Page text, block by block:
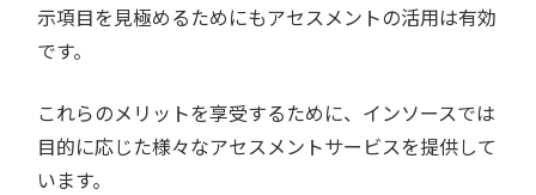
示項目を見極めるためにもアセスメントの活用は有効
です。
これらのメリットを享受するために、インソースでは
目的に応じた様々なアセスメントサービスを提供して
います。